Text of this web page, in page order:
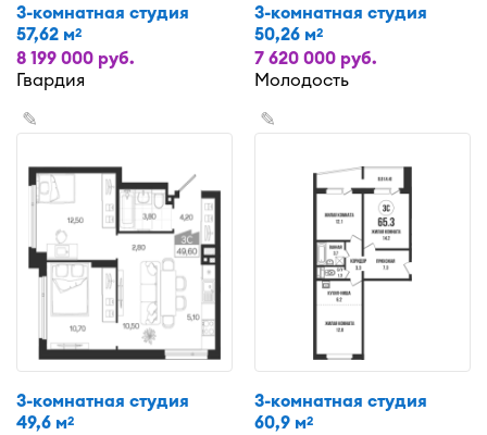
3-комнатная студия
57,62 м2
8 199 000 руб.
Гвардия
3-комнатная студия
50,26 м2
7 620 000 руб.
Молодость
✎
3-комнатная студия
49,6 м2
✎
3-комнатная студия
60,9 м2